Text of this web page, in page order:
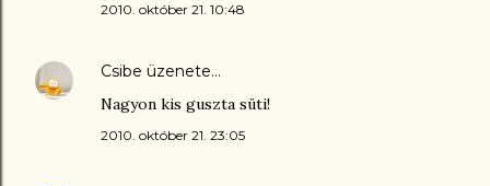
2010. október 21. 10:48
Csibe üzenete…
Nagyon kis guszta süti!
2010. október 21. 23:05